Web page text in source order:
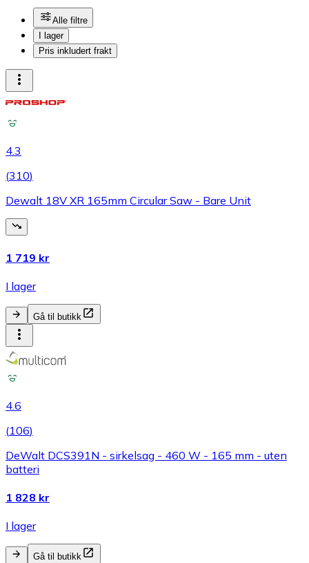
Alle filtre
I lager
Pris inkludert frakt
4.3
(310)
Dewalt 18V XR 165mm Circular Saw - Bare Unit
1 719 kr
I lager
Gå til butikk
4.6
(106)
DeWalt DCS391N - sirkelsag - 460 W - 165 mm - uten
batteri
1 828 kr
I lager
Gå til butikk